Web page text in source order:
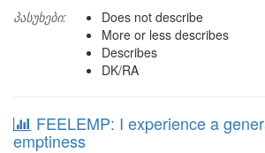
პასუხები:
Does not describe
More or less describes
Describes
DK/RA
FEELEMP: I experience a
emptiness